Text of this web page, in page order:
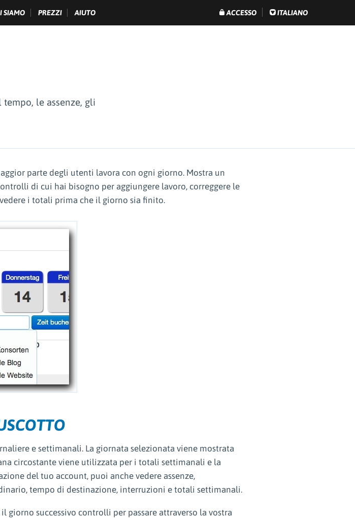
SIAMO PREZZI AIUTO ACCESSO ITALIANO
le assenze, gli
parte degli utenti lavora con ogni giorno. Mostra un
di cui hai bisogno per aggiungere lavoro, correggere le
i totali prima che il giorno sia finito.
e settimanali. La giornata selezionata viene mostrata
circostante viene utilizzata per i totali settimanali e la
del tuo account, puoi anche vedere assenze,
tempo di destinazione, interruzioni e totali settimanali.
giorno successivo controlli per passare attraverso la vostra